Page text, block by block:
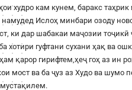
худро кам кунем, баракс
Ислоҳ минбари озоду
ки дар шабакаи маҷозии тоҷикӣ
хотири гуфтани сухани ҳақ ва
қарор гирифтем,ҳеҷ гоҳ аз ин
мост ва ба ҷуз аз Худо ва